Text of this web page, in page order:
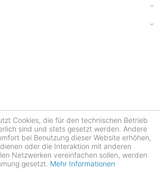
Cookies, die für den technischen Betrieb
sind und stets gesetzt werden. Andere
bei Benutzung dieser Website erhöhen,
oder die Interaktion mit anderen
Netzwerken vereinfachen sollen, werden
gesetzt. Mehr Informationen